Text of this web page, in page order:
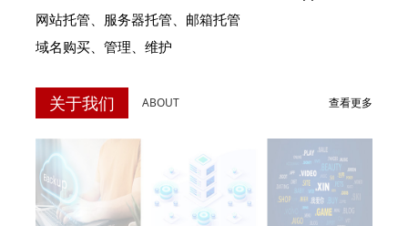
网站托管、服务器托管、邮箱托管
域名购买、管理、维护
关于我们 ABOUT 查看更多